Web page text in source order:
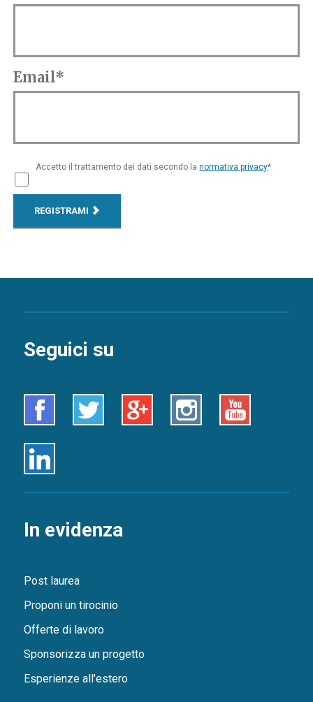
Email*
Accetto il trattamento dei dati secondo lanormativa privacy*
REGISTRAMI
Seguici su
Facebook Twitter Google+ Instagram Youtube
Linkedin
In evidenza
Post laurea
Proponi un tirocinio
Offerte di lavoro
Sponsorizza un progetto
Esperienze all'estero